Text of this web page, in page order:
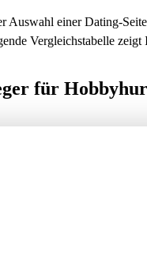
Auswahl einer Dating-
Vergleichstabelle zeigt
für